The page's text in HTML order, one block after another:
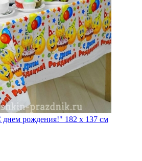
днем рождения!" 182 х 137 см